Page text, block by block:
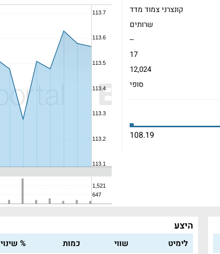
קונצרני צמוד מדד
שרותים
--
17
12,024
סופי
108.19
היצע
לימיט שווי כמות
% שינוי